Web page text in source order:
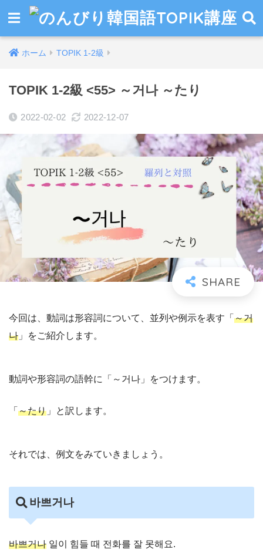
ホーム TOPIK 1-2級
TOPIK 1-2級 <55> ～거나 ～たり
2022-02-02 2022-12-07
今回は、動詞は形容詞について、並列や例示を表す「 ～거
나 」をご紹介します。
動詞や形容詞の語幹に「～거나」をつけます。
「 ～たり 」と訳します。
それでは、例文をみていきましょう。
바쁘거나
바쁘거나 일이 힘들 때 전화를 잘 못해요.